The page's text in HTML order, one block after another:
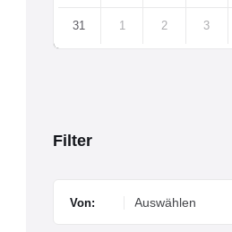
31 1 2 3
Filter
Von: